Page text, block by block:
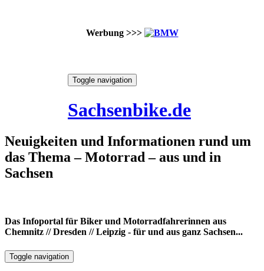
Werbung >>>
Toggle navigation
Sachsenbike.de
Neuigkeiten und Informationen rund um
das Thema – Motorrad – aus und in
Sachsen
Das Infoportal für Biker und Motorradfahrerinnen aus
Chemnitz // Dresden // Leipzig - für und aus ganz Sachsen...
Toggle navigation